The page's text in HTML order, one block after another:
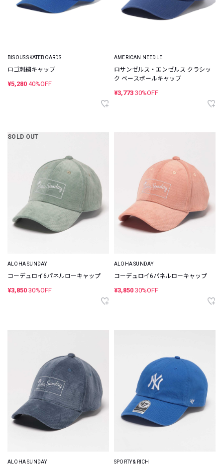
BISOUS SKATEBOARDS
ロゴ刺繍キャップ
¥5,280 40%OFF
AMERICAN NEEDLE
ロサンゼルス・エンゼルス クラシッ
ク ベースボールキャップ
¥3,773 30%OFF
SOLD OUT
ALOHA SUNDAY
コーデュロイ6パネルローキャップ
¥3,850 30%OFF
ALOHA SUNDAY
コーデュロイ6パネルローキャップ
¥3,850 30%OFF
ALOHA SUNDAY SPORTY & RICH